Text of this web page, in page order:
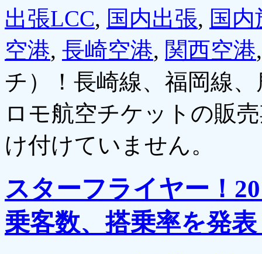
出張LCC, 国内出張, 国内
空港, 長崎空港, 関西空港
チ）！長崎線、福岡線
ロモ航空チケットの販
け付けていません。
スターフライヤー！
乗客数、搭乗率を発